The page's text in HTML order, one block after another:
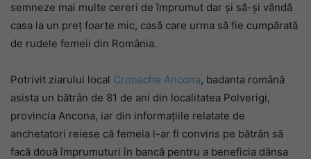
semneze mai multe cereri de împrumut dar și să-și vândă
casa la un preț foarte mic, casă care urma să fie cumpărată
de rudele femeii din România.
Potrivit ziarului local Cronache Ancona, badanta română
asista un bătrân de 81 de ani din localitatea Polverigi,
provincia Ancona, iar din informațiile relatate de
anchetatori reiese că femeia l-ar fi convins pe bătrân să
facă două împrumuturi în bancă pentru a beneficia dânsa